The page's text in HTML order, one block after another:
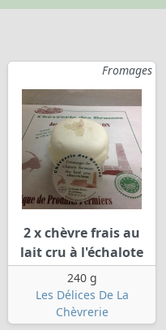
Fromages
2 x chèvre frais au
lait cru à l'échalote
240 g
Les Délices De La
Chèvrerie